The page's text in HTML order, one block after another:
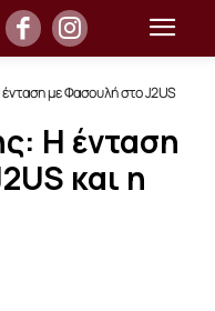
με Φασουλή στο J2US
Η ένταση
και η